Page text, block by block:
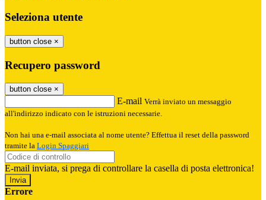
Seleziona utente
button close ×
Recupero password
button close ×
E-mail Verrà inviato un messaggio
all'indirizzo indicato con le istruzioni necessarie.
Non hai una e-mail associata al nome utente? Effettua il reset della password
tramite la Login Spaggiari
E-mail inviata, si prega di controllare la casella di posta elettronica!
Errore